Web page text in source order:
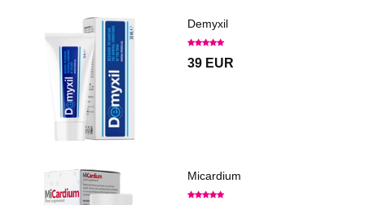
Demyxil
39 EUR
Micardium